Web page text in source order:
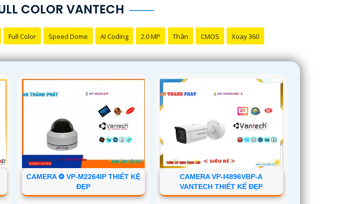
COLOR VANTECH
Full Color Speed Dome AI Coding 2.0 MP Thân CMOS Xoay 360
CAMERA ❂ VP-M2264IP THIẾT KỆ
ĐẸP
CAMERA VP-I4896VBP-A
VANTECH THIẾT KẾ ĐẸP